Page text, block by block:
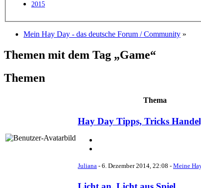
2015
Mein Hay Day - das deutsche Forum / Community »
Themen mit dem Tag „Game“
Themen
Thema
Hay Day Tipps, Tricks
Juliana - 6. Dezember 2014, 22:08 - Meine